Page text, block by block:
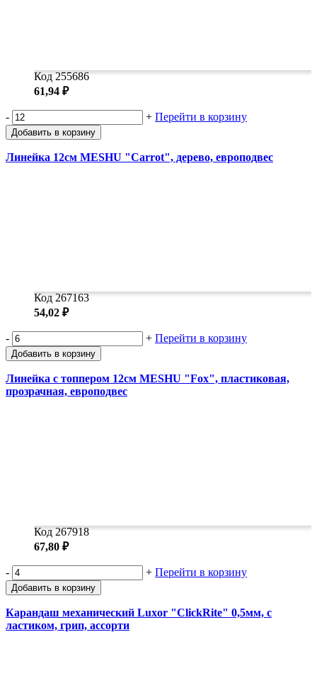
Код 255686
61,94 ₽
- + Перейти в корзину
Добавить в корзину
Линейка 12см MESHU "Carrot", дерево, европодвес
Код 267163
54,02 ₽
- + Перейти в корзину
Добавить в корзину
Линейка с топпером 12см MESHU "Fox", пластиковая,
прозрачная, европодвес
Код 267918
67,80 ₽
- + Перейти в корзину
Добавить в корзину
Карандаш механический Luxor "ClickRite" 0,5мм, с
ластиком, грип, ассорти